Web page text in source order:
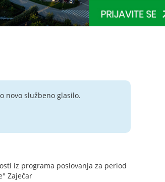
novo službeno glasilo.
iz programa poslovanja za period
Zaječar